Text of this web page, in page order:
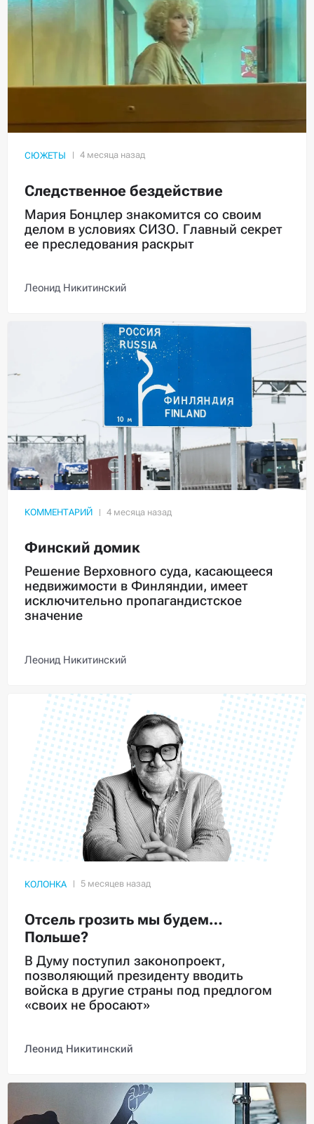
СЮЖЕТЫ
Следственное бездействие
Мария Бонцлер знакомится со своим
делом в условиях СИЗО. Главный секрет
ее преследования раскрыт
Леонид Никитинский
КОММЕНТАРИЙ
Финский домик
Решение Верховного суда, касающееся
недвижимости в Финляндии, имеет
исключительно пропагандистское
значение
Леонид Никитинский
КОЛОНКА
Отсель грозить мы будем…
Польше?
В Думу поступил законопроект,
позволяющий президенту вводить
войска в другие страны под предлогом
«своих не бросают»
Леонид Никитинский